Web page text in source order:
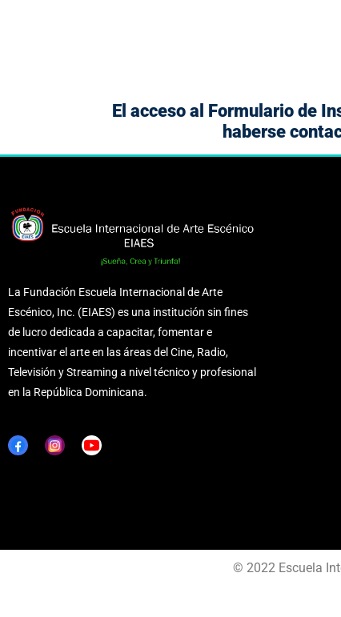
El acceso al Formulario de
haberse
La Fundación Escuela Internacional de Arte
Escénico, Inc. (EIAES) es una institución sin fines
de lucro dedicada a capacitar, fomentar e
incentivar el arte en las áreas del Cine, Radio,
Televisión y Streaming a nivel técnico y profesional
en la República Dominicana.
© 2022 Escuela